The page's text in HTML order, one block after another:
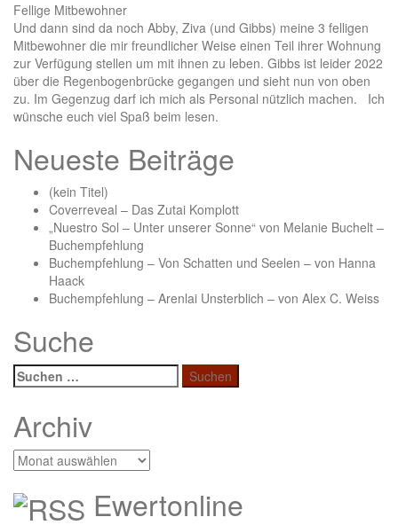
Fellige Mitbewohner
Und dann sind da noch Abby, Ziva (und Gibbs) meine 3 felligen
Mitbewohner die mir freundlicher Weise einen Teil ihrer Wohnung
zur Verfügung stellen um mit ihnen zu leben. Gibbs ist leider 2022
über die Regenbogenbrücke gegangen und sieht nun von oben
zu. Im Gegenzug darf ich mich als Personal nützlich machen. Ich
wünsche euch viel Spaß beim lesen.
Neueste Beiträge
(kein Titel)
Coverreveal – Das Zutai Komplott
„Nuestro Sol – Unter unserer Sonne“ von Melanie Buchelt –
Buchempfehlung
Buchempfehlung – Von Schatten und Seelen – von Hanna
Haack
Buchempfehlung – Arenlai Unsterblich – von Alex C. Weiss
Suche
Suchen
nach:
Archiv
Archiv
Ewertonline